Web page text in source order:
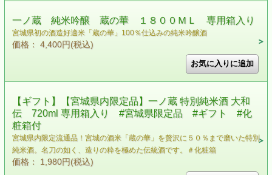
一ノ蔵 純米吟醸 蔵の華 １８００ＭＬ 専用箱入り
宮城県初の酒造好適米「蔵の華」100％仕込みの純米吟醸酒
価格： 4,400円(税込)
【ギフト】【宮城県内限定品】一ノ蔵 特別純米酒 大和
伝 720ml 専用箱入り #宮城県限定品 #ギフト #化
粧箱付
宮城県内限定流通品！宮城の酒米「蔵の華」を贅沢に５０％まで磨いた特別
純米酒。名刀の如く、造りの粋を極めた伝統酒です。＃化粧箱
価格： 1,980円(税込)